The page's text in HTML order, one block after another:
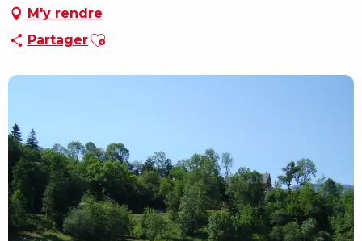
M'y rendre
PartagerAjouter aux favoris